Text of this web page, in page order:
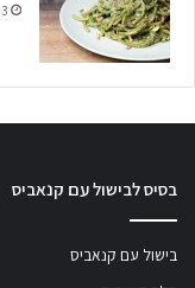
3 באוגוסט 2025
בסיס לבישול עם קנאביס
בישול עם קנאביס